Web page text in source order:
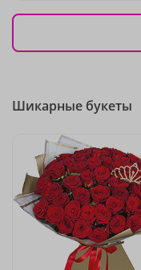
Шикарные букеты